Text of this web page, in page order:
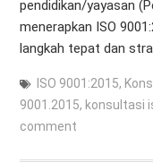
pendidikan/yayasan
menerapkan ISO
langkah tepat dan
ISO 9001:2015,
9001.2015, konsultasi
comment